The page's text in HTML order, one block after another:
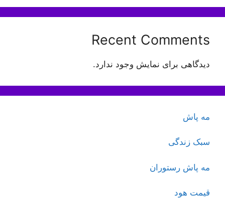
Recent Comments
دیدگاهی برای نمایش وجود ندارد.
مه پاش
سبک زندگی
مه پاش رستوران
قیمت هود